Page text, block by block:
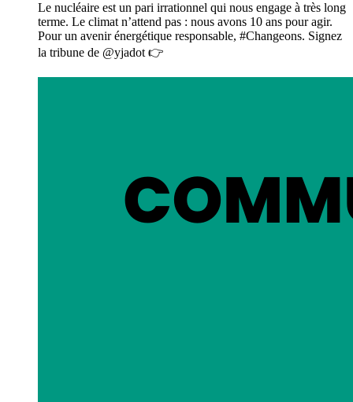
Le nucléaire est un pari irrationnel qui nous engage à très long
terme. Le climat n’attend pas : nous avons 10 ans pour agir.
Pour un avenir énergétique responsable, #Changeons. Signez
la tribune de @yjadot 👉